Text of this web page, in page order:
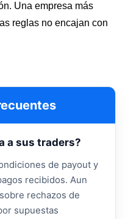
Una empresa más
reglas no encajan con
a sus traders?
de payout y
recibidos. Aun
rechazos de
supuestas